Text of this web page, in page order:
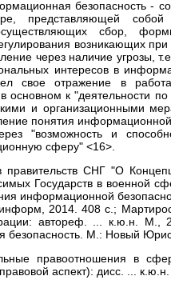
безопасность -
представляющей собой
сбор,
возникающих
через наличие угрозы,
интересов в
свое отражение в
основном к "деятельности
и организационными
понятия
"возможность и
сферу" <16>.
СНГ "О
Государств в военной
информационной
2014. 408 с.;
автореф. ... к.ю.н.
безопасность. М.: Новый
правоотношения в
аспект): дисс. ...